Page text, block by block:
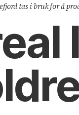
tas i bruk for å